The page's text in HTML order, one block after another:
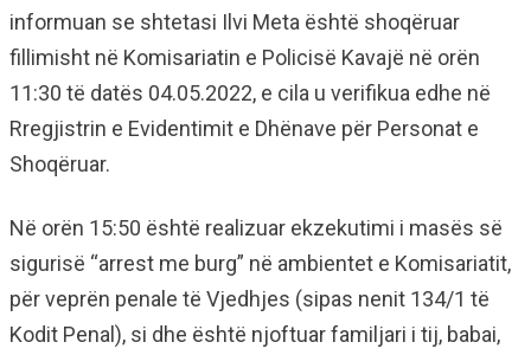
informuan se shtetasi Ilvi Meta është shoqëruar
fillimisht në Komisariatin e Policisë Kavajë në orën
11:30 të datës 04.05.2022, e cila u verifikua edhe në
Rregjistrin e Evidentimit e Dhënave për Personat e
Shoqëruar.
Në orën 15:50 është realizuar ekzekutimi i masës së
sigurisë “arrest me burg” në ambientet e Komisariatit,
për veprën penale të Vjedhjes (sipas nenit 134/1 të
Kodit Penal), si dhe është njoftuar familjari i tij, babai,